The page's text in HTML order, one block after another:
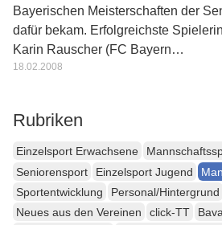
Bayerischen Meisterschaften der
dafür bekam. Erfolgreichste
Karin Rauscher (FC Bayern…
18.02.2008
Rubriken
Einzelsport Erwachsene
Seniorensport
Einzelsport Jugend
Sportentwicklung
Personal/Hintergrund
Neues aus den Vereinen
click-TT